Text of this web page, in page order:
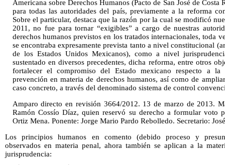
Americana sobre Derechos Humanos (Pacto de San José de
para todas las autoridades del país, previamente a la reforma
Sobre el particular, destaca que la razón por la cual se modificó
2011, no fue para tornar “exigibles” a cargo de nuestras
derechos humanos previstos en los tratados internacionales, toda
se encontraba expresamente prevista tanto a nivel constitucional
de los Estados Unidos Mexicanos), como a nivel
sustentado en diversos precedentes, dicha reforma, entre otros
fortalecer el compromiso del Estado mexicano respecto a la
prevención en materia de derechos humanos, así como de
caso concreto, a través del denominado sistema de control
Amparo directo en revisión 3664/2012. 13 de marzo de 2013.
Ramón Cossío Díaz, quien reservó su derecho a formular voto
Ortiz Mena. Ponente: Jorge Mario Pardo Rebolledo. Secretario:
Los principios humanos en comento (debido proceso y
observados en materia penal, ahora también se aplican a la
jurisprudencia: